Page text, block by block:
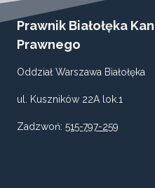
Prawnik Białołęka
Prawnego
Oddział Warszawa Białołęka
ul. Kuszników 22A lok.1
Zadzwoń: 515-797-259